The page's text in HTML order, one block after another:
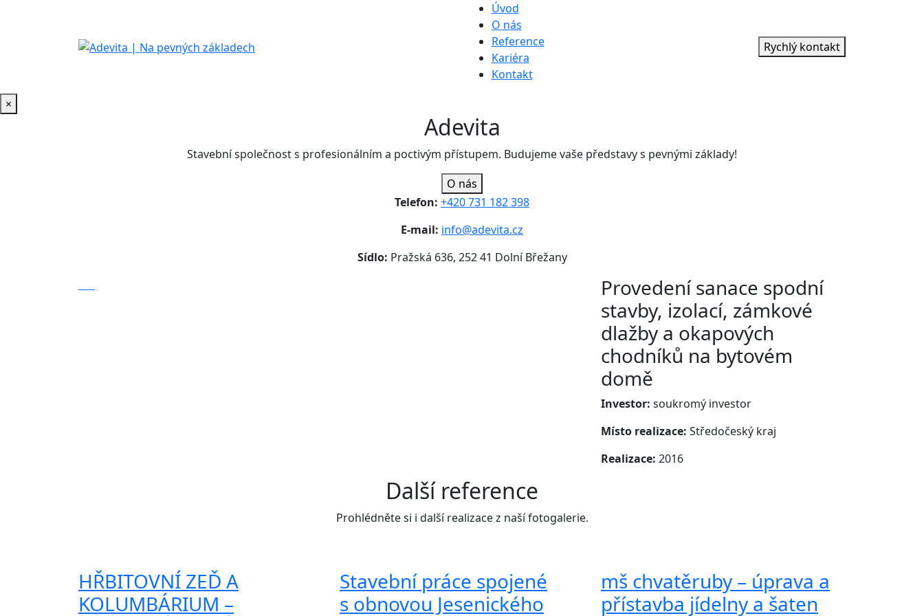
Úvod
O nás
Reference
Kariéra
Kontakt
Rychlý kontakt
×
Adevita
Stavební společnost s profesionálním a poctivým přístupem. Budujeme vaše představy s pevnými základy!
O nás
Telefon: +420 731 182 398
E-mail: info@adevita.cz
Sídlo: Pražská 636, 252 41 Dolní Břežany
Provedení sanace spodní
stavby, izolací, zámkové
dlažby a okapových
chodníků na bytovém
domě
Investor: soukromý investor
Místo realizace: Středočeský kraj
Realizace: 2016
Další reference
Prohlédněte si i další realizace z naší fotogalerie.
HŘBITOVNÍ ZEĎ A
KOLUMBÁRIUM –
Stavební práce spojené
s obnovou Jesenického
mš chvatěruby – úprava a
přístavba jídelny a šaten